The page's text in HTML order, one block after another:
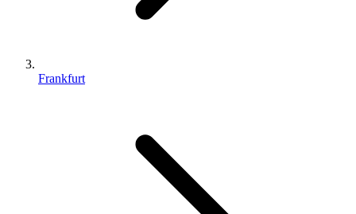
Frankfurt